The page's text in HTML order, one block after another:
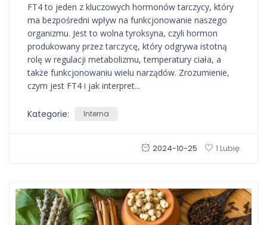
FT4 to jeden z kluczowych hormonów tarczycy, który
ma bezpośredni wpływ na funkcjonowanie naszego
organizmu. Jest to wolna tyroksyna, czyli hormon
produkowany przez tarczycę, który odgrywa istotną
rolę w regulacji metabolizmu, temperatury ciała, a
także funkcjonowaniu wielu narządów. Zrozumienie,
czym jest FT4 i jak interpret...
Kategorie: Interna
2024-10-25 1 Lubię